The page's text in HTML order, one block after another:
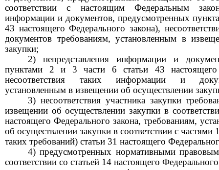
соответствии с настоящим Федеральным
информации и документов, предусмотренных
43 настоящего Федерального закона),
документов требованиям, установленным в
закупки;
2) непредставления информации и
пунктами 2 и 3 части 6 статьи 43 настоящего
несоответствия таких информации и
установленным в извещении об осуществлении
3) несоответствия участника закупки
извещении об осуществлении закупки в
настоящего Федерального закона, требованиям,
об осуществлении закупки в соответствии с
таких требований) статьи 31 настоящего
4) предусмотренных нормативными
соответствии со статьей 14 настоящего